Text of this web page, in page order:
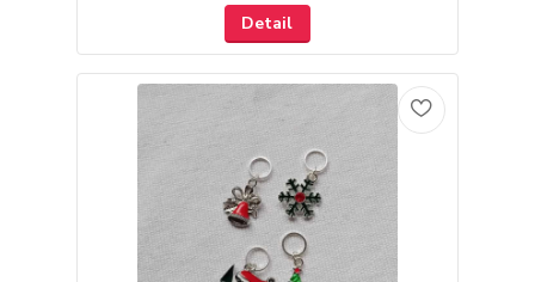
Detail